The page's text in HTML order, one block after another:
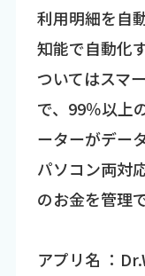
利用明細を自
知能で自動化
ついてはスマ
で、99％以上
ーターがデー
パソコン両対
のお金を管理
アプリ名 ：